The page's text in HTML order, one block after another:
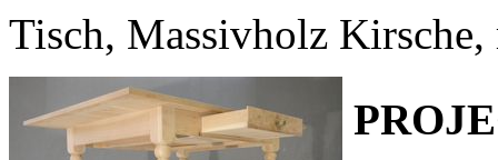
Tisch, Massivholz Kirsche,